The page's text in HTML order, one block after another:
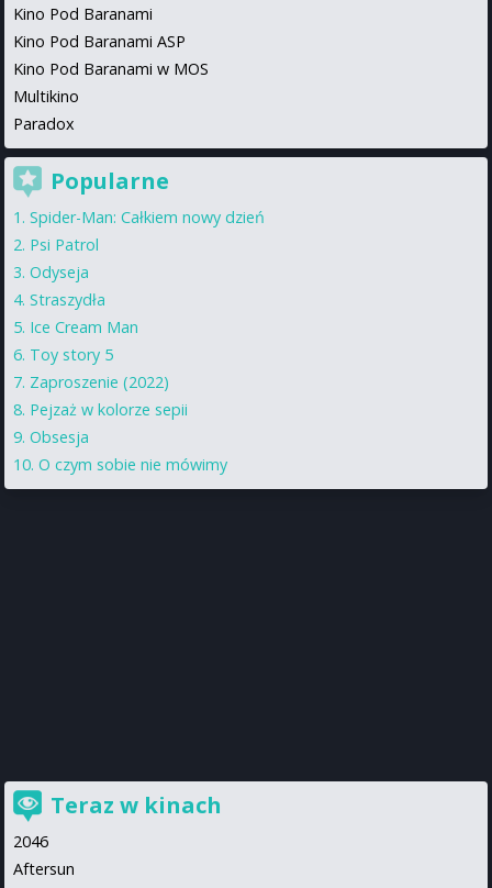
Kino Pod Baranami
Kino Pod Baranami ASP
Kino Pod Baranami w MOS
Multikino
Paradox
Popularne
Spider-Man: Całkiem nowy dzień
Psi Patrol
Odyseja
Straszydła
Ice Cream Man
Toy story 5
Zaproszenie (2022)
Pejzaż w kolorze sepii
Obsesja
O czym sobie nie mówimy
Teraz w kinach
2046
Aftersun